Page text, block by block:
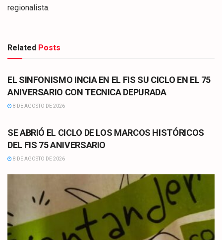
regionalista.
Related Posts
CULTURA
EL SINFONISMO INCIA EN EL FIS SU CICLO EN EL 75
ANIVERSARIO CON TECNICA DEPURADA
8 DE AGOSTO DE 2026
SE ABRIÓ EL CICLO DE LOS MARCOS HISTÓRICOS
DEL FIS 75 ANIVERSARIO
8 DE AGOSTO DE 2026